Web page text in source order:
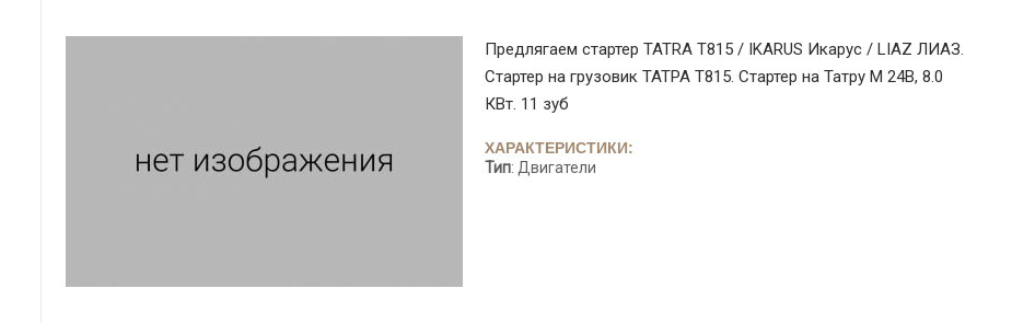
Предлягаем стартер TATRA T815 / IKARUS Икарус / LIAZ ЛИАЗ.
Стартер на грузовик ТАТРА Т815. Стартер на Татру М 24В, 8.0
КВт. 11 зуб
ХАРАКТЕРИСТИКИ:
Тип: Двигатели